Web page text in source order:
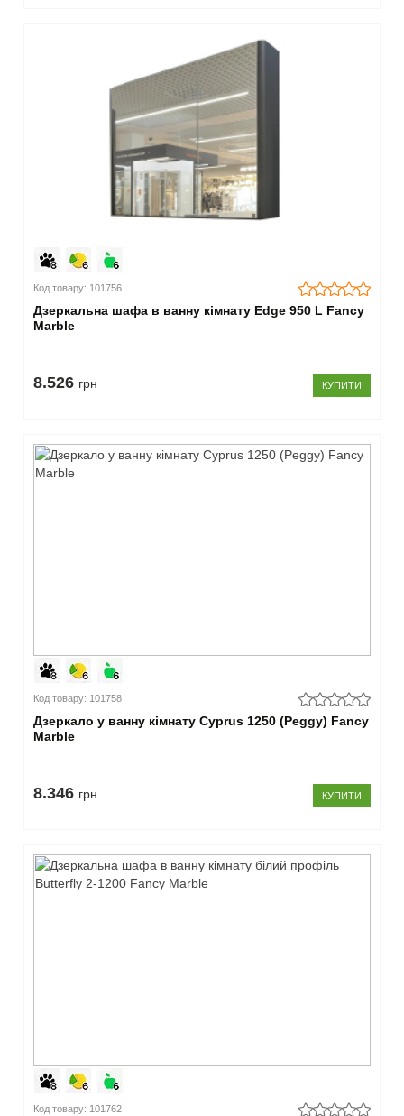
Код товару: 101756
Дзеркальна шафа в ванну кімнату Edge 950 L Fancy
Marble
8.526 грн КУПИТИ
Код товару: 101758
Дзеркало у ванну кімнату Cyprus 1250 (Peggy) Fancy
Marble
8.346 грн КУПИТИ
Код товару: 101762